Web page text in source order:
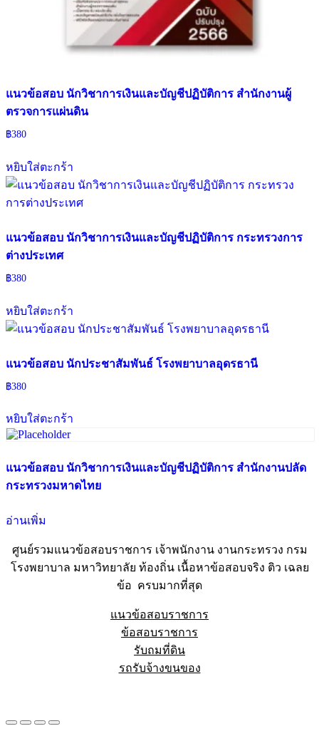
แนวข้อสอบ นักวิชาการเงินและบัญชีปฏิบัติการ สำนักงานผู้
ตรวจการแผ่นดิน
฿380
หยิบใส่ตะกร้า
แนวข้อสอบ นักวิชาการเงินและบัญชีปฏิบัติการ กระทรวงการ
ต่างประเทศ
฿380
หยิบใส่ตะกร้า
แนวข้อสอบ นักประชาสัมพันธ์ โรงพยาบาลอุดรธานี
฿380
หยิบใส่ตะกร้า
แนวข้อสอบ นักวิชาการเงินและบัญชีปฏิบัติการ สำนักงานปลัด
กระทรวงมหาดไทย
อ่านเพิ่ม
ศูนย์รวมแนวข้อสอบราชการ เจ้าพนักงาน งานกระทรวง กรม
โรงพยาบาล มหาวิทยาลัย ท้องถิ่น เนื้อหาข้อสอบจริง ติว เฉลย
ข้อ ครบมากที่สุด
แนวข้อสอบราชการ
ข้อสอบราชการ
รับถมที่ดิน
รถรับจ้างขนของ